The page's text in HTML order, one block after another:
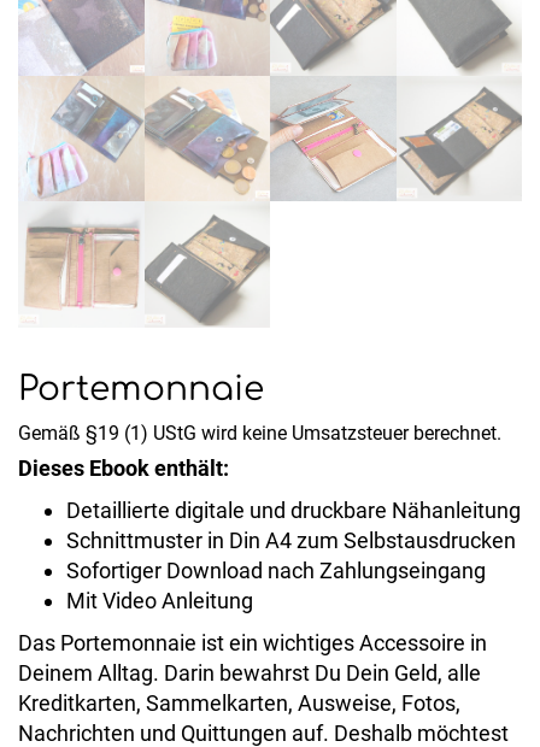
Portemonnaie
Gemäß §19 (1) UStG wird keine Umsatzsteuer berechnet.
Dieses Ebook enthält:
Detaillierte digitale und druckbare Nähanleitung
Schnittmuster in Din A4 zum Selbstausdrucken
Sofortiger Download nach Zahlungseingang
Mit Video Anleitung
Das Portemonnaie ist ein wichtiges Accessoire in
Deinem Alltag. Darin bewahrst Du Dein Geld, alle
Kreditkarten, Sammelkarten, Ausweise, Fotos,
Nachrichten und Quittungen auf. Deshalb möchtest